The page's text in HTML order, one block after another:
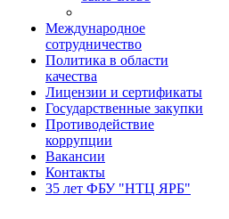
Международное
сотрудничество
Политика в области
качества
Лицензии и сертификаты
Государственные закупки
Противодействие
коррупции
Вакансии
Контакты
35 лет ФБУ "НТЦ ЯРБ"